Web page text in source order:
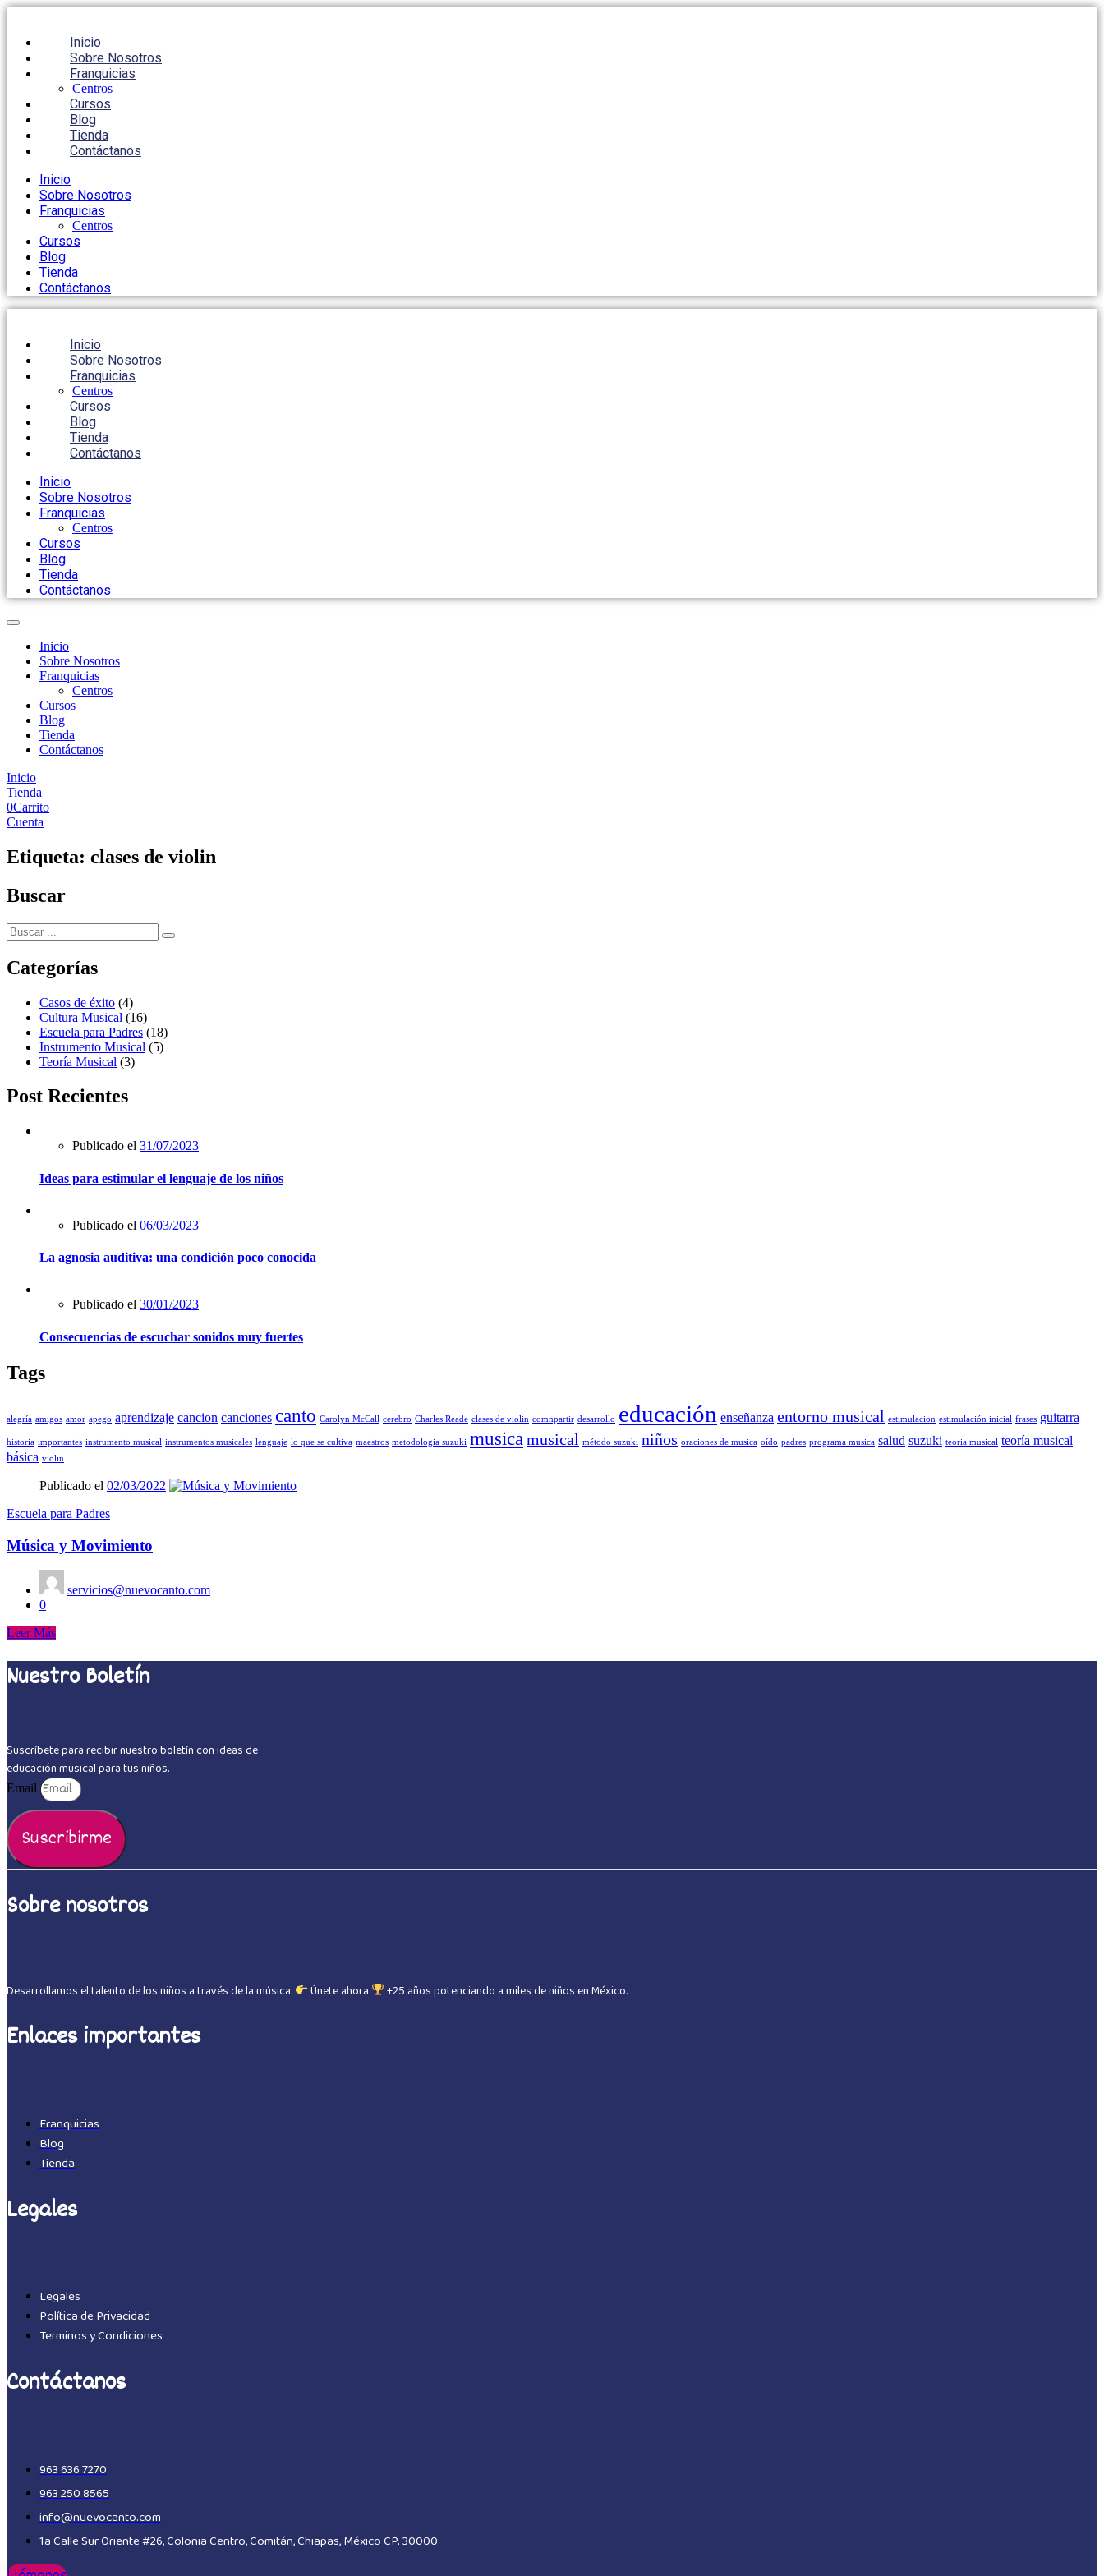
Inicio
Sobre Nosotros
Franquicias
Centros
Cursos
Blog
Tienda
Contáctanos
Inicio
Sobre Nosotros
Franquicias
Centros
Cursos
Blog
Tienda
Contáctanos
Inicio
Sobre Nosotros
Franquicias
Centros
Cursos
Blog
Tienda
Contáctanos
Inicio
Sobre Nosotros
Franquicias
Centros
Cursos
Blog
Tienda
Contáctanos
Inicio
Sobre Nosotros
Franquicias
Centros
Cursos
Blog
Tienda
Contáctanos
Inicio
Tienda
0Carrito
Cuenta
Etiqueta: clases de violin
Buscar
Categorías
Casos de éxito (4)
Cultura Musical (16)
Escuela para Padres (18)
Instrumento Musical (5)
Teoría Musical (3)
Post Recientes
Publicado el 31/07/2023
Ideas para estimular el lenguaje de los niños
Publicado el 06/03/2023
La agnosia auditiva: una condición poco conocida
Publicado el 30/01/2023
Consecuencias de escuchar sonidos muy fuertes
Tags
alegría amigos amor apego aprendizaje cancion canciones canto Carolyn McCall cerebro Charles Reade clases de violin comnpartir desarrollo educación enseñanza entorno musical estimulacion estimulación inicial frases guitarra
historia importantes instrumento musical instrumentos musicales lenguaje lo que se cultiva maestros metodologia suzuki musica musical método suzuki niños oraciones de musica oído padres programa musica salud suzuki teoria musical teoría musical
básica violin
Publicado el 02/03/2022
Escuela para Padres
Música y Movimiento
servicios@nuevocanto.com
0
Leer Más
Nuestro Boletín
Suscríbete para recibir nuestro boletín con ideas de
educación musical para tus niños.
Email
Suscribirme
Sobre nosotros
Desarrollamos el talento de los niños a través de la música. Únete ahora +25 años potenciando a miles de niños en México.
Enlaces importantes
Franquicias
Blog
Tienda
Legales
Legales
Política de Privacidad
Terminos y Condiciones
Contáctanos
963 636 7270
963 250 8565
info@nuevocanto.com
1a Calle Sur Oriente #26, Colonia Centro, Comitán, Chiapas, México CP. 30000